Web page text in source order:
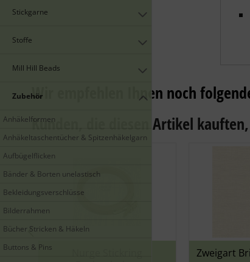
Stickgarne
Stoffe
Mill Hill Beads
Zubehör
Anhäkelformen
Anhäkeltaschentücher & Spitzenhäkelgarn
Aufbügelflicken
Bänder & Borten unelastisch
Bekleidungsverschlüsse
Bilderrahmen
Bücher Stricken & Häkeln
Buttons & Pins
Wir empfehlen Ihnen noch
Kunden, die diesen Artikel